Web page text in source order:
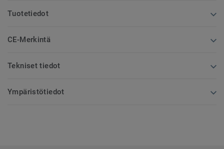
Tuotetiedot
CE-Merkintä
Tekniset tiedot
Ympäristötiedot